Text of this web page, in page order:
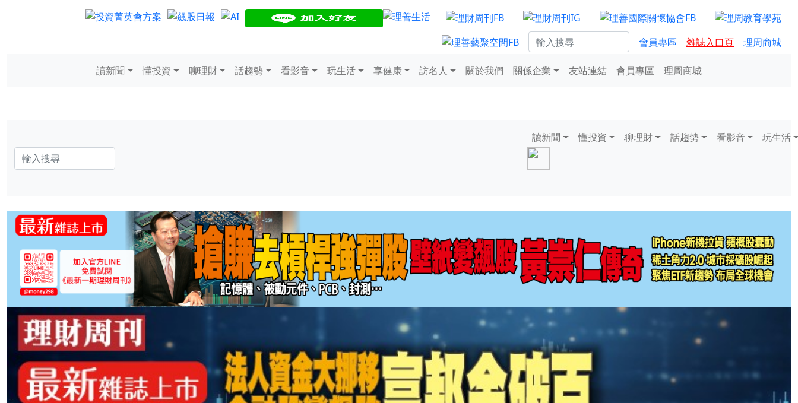
會員專區 雜誌入口頁 理周商城
讀新聞 懂投資 聊理財 話趨勢 看影音 玩生活 享健康 訪名人 關於我們 關係企業 友站連結 會員專區 理周商城
讀新聞 懂投資 聊理財 話趨勢 看影音 玩生活